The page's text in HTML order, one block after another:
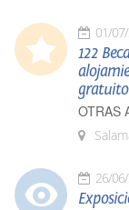
01/
122
gratuito
OTRAS
26/